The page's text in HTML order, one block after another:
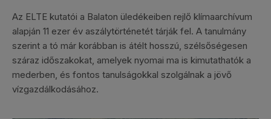
Az ELTE kutatói a Balaton üledékeiben rejlő klímaarchívum
alapján 11 ezer év aszálytörténetét tárják fel. A tanulmány
szerint a tó már korábban is átélt hosszú, szélsőségesen
száraz időszakokat, amelyek nyomai ma is kimutathatók a
mederben, és fontos tanulságokkal szolgálnak a jövő
vízgazdálkodásához.